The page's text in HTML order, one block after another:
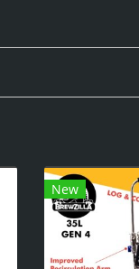
New